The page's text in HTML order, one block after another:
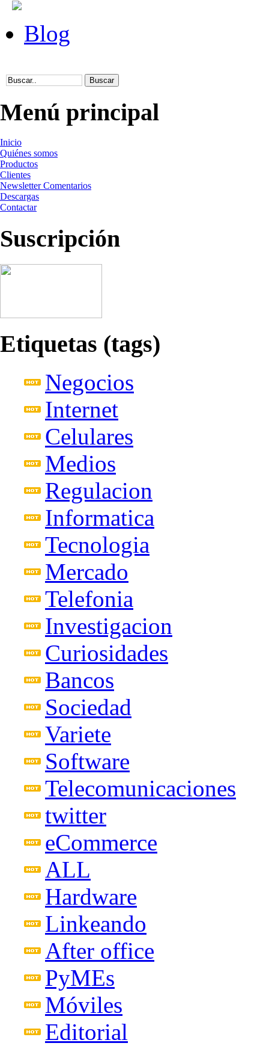
Blog
Menú principal
Inicio
Quiénes somos
Productos
Clientes
Newsletter Comentarios
Descargas
Contactar
Suscripción
Etiquetas (tags)
Negocios
Internet
Celulares
Medios
Regulacion
Informatica
Tecnologia
Mercado
Telefonia
Investigacion
Curiosidades
Bancos
Sociedad
Variete
Software
Telecomunicaciones
twitter
eCommerce
ALL
Hardware
Linkeando
After office
PyMEs
Móviles
Editorial